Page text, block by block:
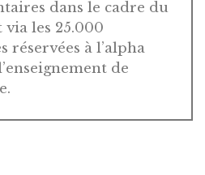
dans le cadre du
les 25.000
réservées à l’alpha
de